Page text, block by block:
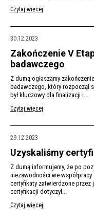
Czytaj więcej
30.12.2023
Zakończenie V
badawczego
Z dumą ogłaszamy
badawczego, który rozpoczął
był kluczowy dla finalizacji i...
Czytaj więcej
29.12.2023
Uzyskaliśmy
Z dumą informujemy, że po
niezawodności we
certyfikaty zatwierdzone przez
certyfikacji dotyczył...
Czytaj więcej